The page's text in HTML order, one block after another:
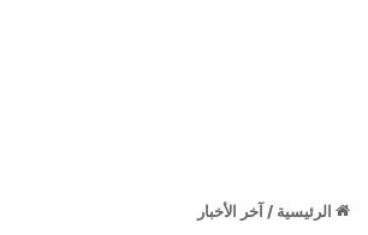
الرئيسية / آخر الأخبار